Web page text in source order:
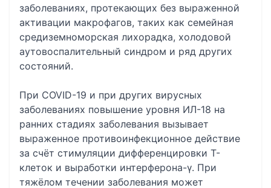
заболеваниях, протекающих без выраженной
активации макрофагов, таких как семейная
средиземноморская лихорадка, холодовой
аутовоспалительный синдром и ряд других
состояний.
При COVID-19 и при других вирусных
заболеваниях повышение уровня ИЛ-18 на
ранних стадиях заболевания вызывает
выраженное противоинфекционное действие
за счёт стимуляции дифференцировки Т-
клеток и выработки интерферона-γ. При
тяжёлом течении заболевания может